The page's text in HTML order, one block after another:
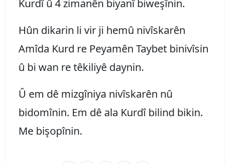
Kurdî û 4 zimanên biyanî biweşînin.
Hûn dikarin li vir ji hemû nivîskarên
Amîda Kurd re Peyamên Taybet binivîsin
û bi wan re têkiliyê daynin.
Û em dê mizgîniya nivîskarên nû
bidomînin. Em dê ala Kurdî bilind bikin.
Me bişopînin.